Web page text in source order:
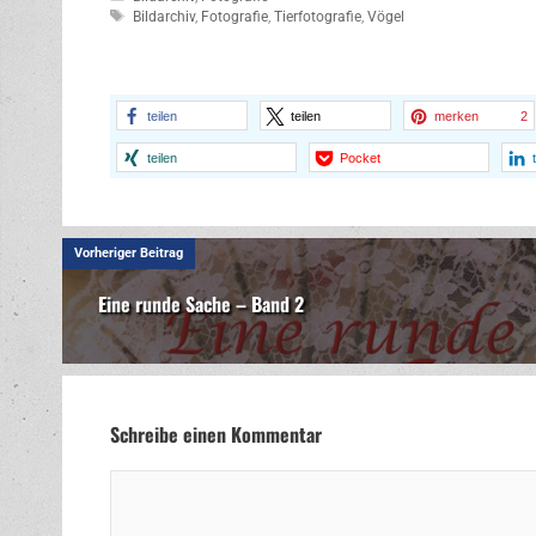
Schlagwörter
Bildarchiv, Fotografie,Tierfotografie,Vögel
teilen teilen merken 2
teilen Pocket
Vorheriger Beitrag
Eine runde Sache – Band 2
Schreibe einen Kommentar